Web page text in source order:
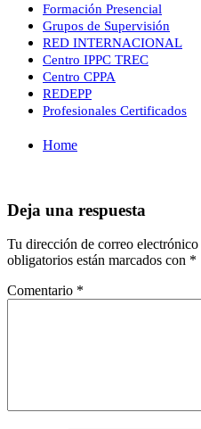
Formación Presencial
Grupos de Supervisión
RED INTERNACIONAL
Centro IPPC TREC
Centro CPPA
REDEPP
Profesionales Certificados
Home
Deja una respuesta
Tu dirección de correo
obligatorios están marcados con *
Comentario *